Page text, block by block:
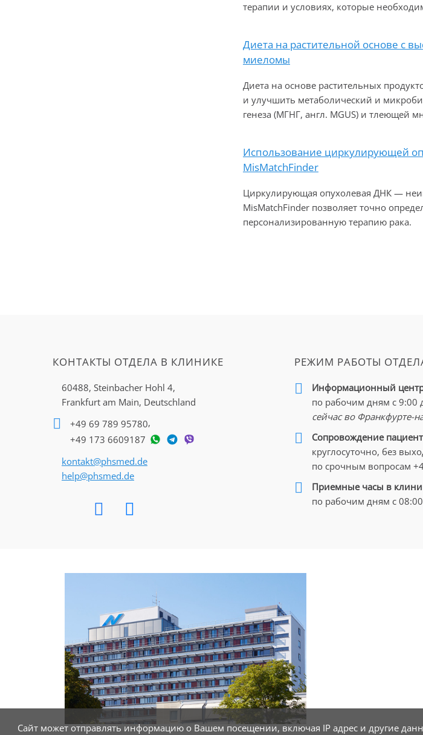
терапии и условиях, которые
Диета на растительной основе с
миеломы
Диета на основе растительных
и улучшить метаболический и
генеза (МГНГ, англ. MGUS) и тлеющей
Использование циркулирующей
MisMatchFinder
Циркулирующая опухолевая ДНК —
MisMatchFinder позволяет точно
персонализированную терапию рака.
КОНТАКТЫ ОТДЕЛА В КЛИНИКЕ
60488, Steinbacher Hohl 4,
Frankfurt am Main, Deutschland
+49 69 789 95780,
+49 173 6609187
kontakt@phsmed.de
help@phsmed.de
РЕЖИМ РАБОТЫ
Информационный
по рабочим дням с 9:00
сейчас во Франкфурте-
Cопровождение
круглосуточно, без
по срочным вопросам
Приемные часы в
по рабочим дням с
Сайт может отправлять информацию о Вашем посещении, включая IP адрес и другие